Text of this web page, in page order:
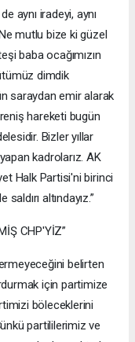
aynı iradeyi, aynı
mutlu bize ki güzel
baba ocağımızın
dimdik
saraydan emir alarak
hareketi bugün
Bizler yıllar
kadrolarız. AK
Halk Partisi'ni birinci
altındayız.”
CHP'YİZ”
belirten
için partimize
böleceklerini
partililerimiz ve